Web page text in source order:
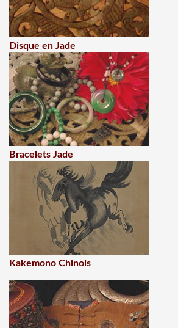
Disque en Jade
Bracelets Jade
Kakemono Chinois